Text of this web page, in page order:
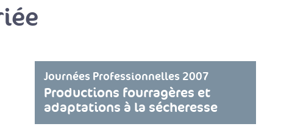
Journées Professionnelles 2007
Productions fourragères et
adaptations à la sécheresse